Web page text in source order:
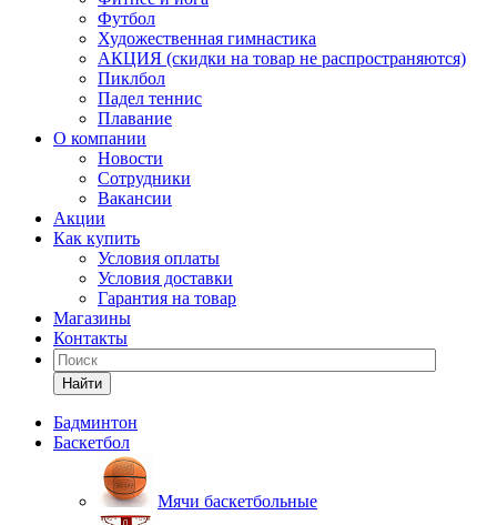
Футбол
Художественная гимнастика
АКЦИЯ (скидки на товар не распространяются)
Пиклбол
Падел теннис
Плавание
О компании
Новости
Сотрудники
Вакансии
Акции
Как купить
Условия оплаты
Условия доставки
Гарантия на товар
Магазины
Контакты
Найти
Бадминтон
Баскетбол
Мячи баскетбольные